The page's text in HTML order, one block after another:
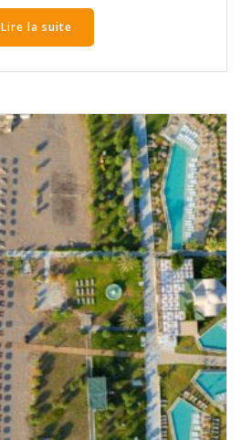
Lire la suite